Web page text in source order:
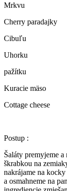
Mrkvu
Cherry paradajky
Cibuľu
Uhorku
pažítku
Kuracie mäso
Cottage cheese
Postup :
Šaláty premyjeme
škrabkou na
nakrájame na
a osmahneme na